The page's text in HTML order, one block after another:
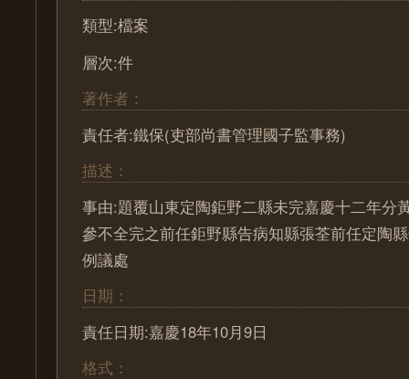
類型:檔案
層次:件
著作者：
責任者:鐵保(吏部尚書管理國子監事務)
描述：
事由:題覆山東定陶鉅野二縣未完嘉慶十二年分
參不全完之前任鉅野縣告病知縣張荃前任定陶
例議處
日期：
責任日期:嘉慶18年10月9日
格式：